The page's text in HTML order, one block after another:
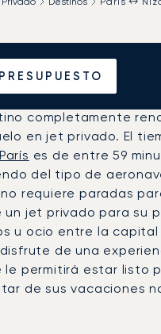
Jet Privado
completamente
en jet privado. El
París es de entre 59
del tipo de
requiere paradas
un jet privado para su
u ocio entre la capital
de una
le permitirá estar listo
de sus vacaciones